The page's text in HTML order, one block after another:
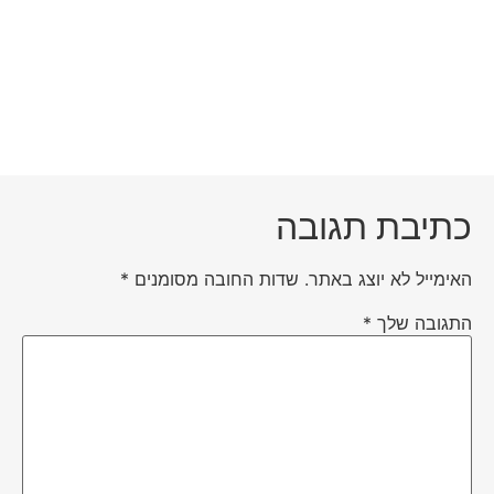
כתיבת תגובה
האימייל לא יוצג באתר. שדות החובה מסומנים *
התגובה שלך *